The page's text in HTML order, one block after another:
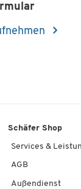
Schäfer Shop
Services &
AGB
Außendienst